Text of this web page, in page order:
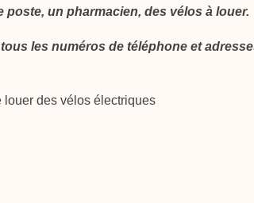
un pharmacien, des vélos à louer.
les numéros de téléphone et
des vélos électriques